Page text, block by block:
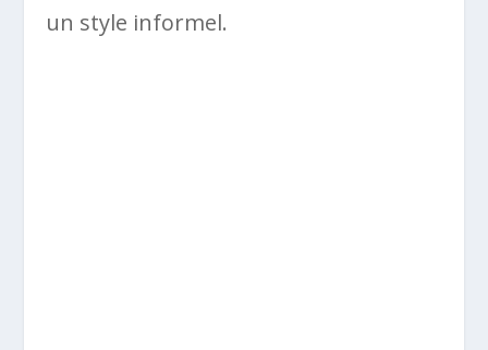
un style informel.